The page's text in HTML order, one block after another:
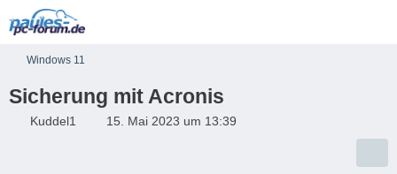
Windows 11
Sicherung mit Acronis
Kuddel1 15. Mai 2023 um 13:39